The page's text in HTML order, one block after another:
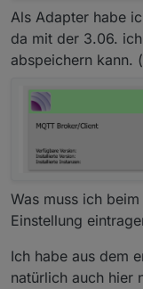
Als Adapter habe
da mit der 3.06.
abspeichern kann.
Was muss ich
Einstellung
Ich habe aus dem
natürlich auch hier